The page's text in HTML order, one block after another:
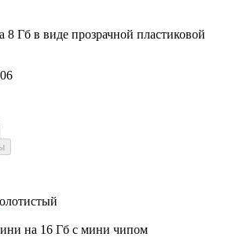
Гб в виде прозрачной пластиковой
на 16 Гб с мини чипом